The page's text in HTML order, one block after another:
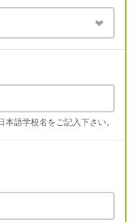
語学校名をご記入下さい。